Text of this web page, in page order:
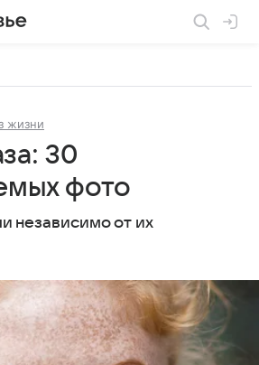
жизни
30
фото
независимо от их